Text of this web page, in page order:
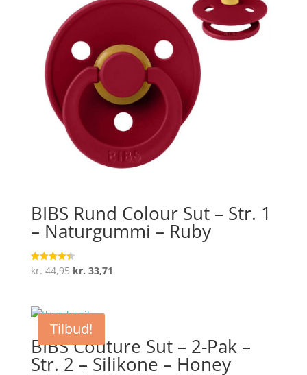
BIBS Rund Colour Sut – Str. 1
– Naturgummi – Ruby
Vurderet
4.4
kr.44,95 Den
var:
kr. 44,95.
kr. 33,71
Tilbud!
BIBS Couture Sut – 2-Pak –
Str. 2 – Silikone – Honey